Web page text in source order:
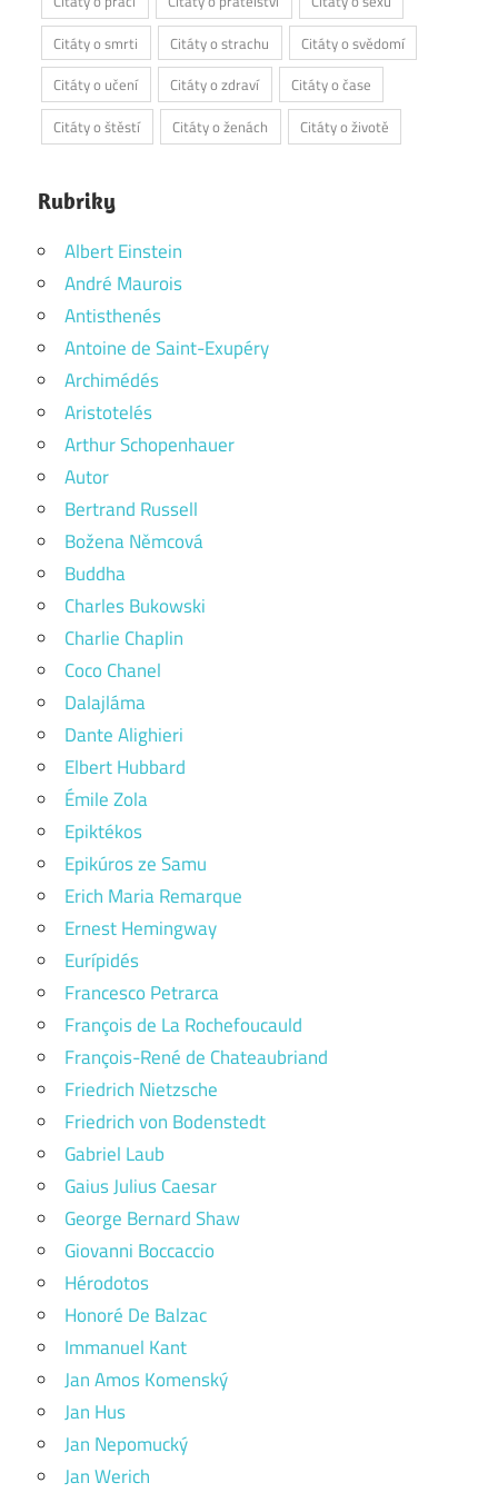
Citáty o smrti
Citáty o strachu
Citáty o svědomí
Citáty o učení
Citáty o zdraví
Citáty o čase
Citáty o štěstí
Citáty o ženách Citáty o životě
Rubriky
Albert Einstein
André Maurois
Antisthenés
Antoine de Saint-Exupéry
Archimédés
Aristotelés
Arthur Schopenhauer
Autor
Bertrand Russell
Božena Němcová
Buddha
Charles Bukowski
Charlie Chaplin
Coco Chanel
Dalajláma
Dante Alighieri
Elbert Hubbard
Émile Zola
Epiktékos
Epikúros ze Samu
Erich Maria Remarque
Ernest Hemingway
Eurípidés
Francesco Petrarca
François de La Rochefoucauld
François-René de Chateaubriand
Friedrich Nietzsche
Friedrich von Bodenstedt
Gabriel Laub
Gaius Julius Caesar
George Bernard Shaw
Giovanni Boccaccio
Hérodotos
Honoré De Balzac
Immanuel Kant
Jan Amos Komenský
Jan Hus
Jan Nepomucký
Jan Werich